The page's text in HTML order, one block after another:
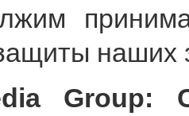
наших
Group: